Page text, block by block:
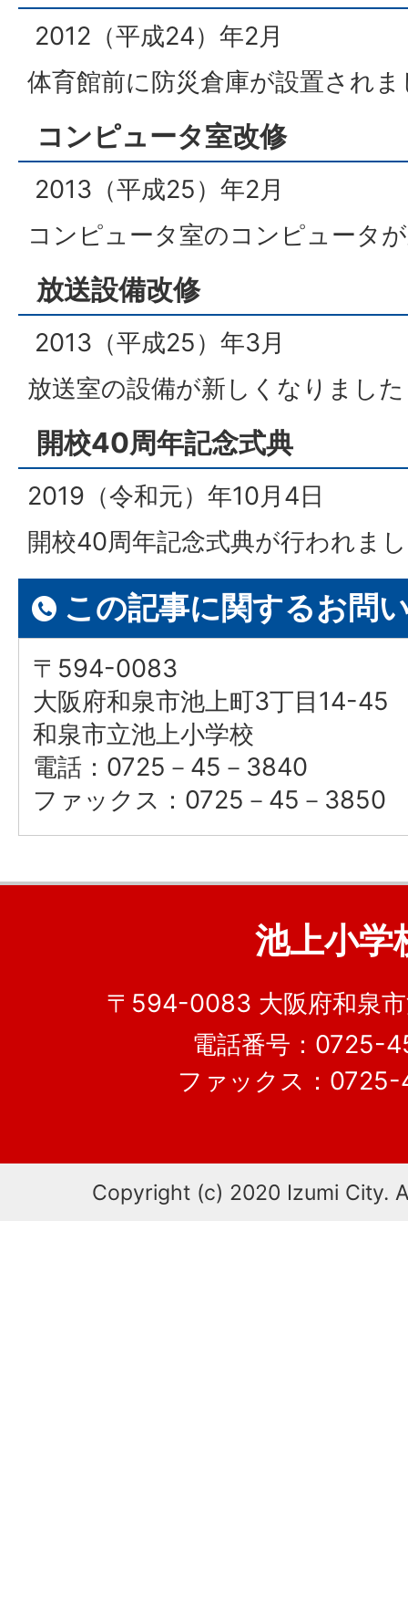
2012（平成24）年2月
体育館前に防災倉庫が設置され
コンピュータ室改修
2013（平成25）年2月
コンピュータ室のコンピュータ
放送設備改修
2013（平成25）年3月
放送室の設備が新しくなりました
開校40周年記念式典
2019（令和元）年10月4日
開校40周年記念式典が行われま
この記事に関するお問
〒594-0083
大阪府和泉市池上町3丁目14-45
和泉市立池上小学校
電話：0725－45－3840
ファックス：0725－45－3850
池上小学
〒594-0083 大阪府和泉
電話番号：0725-
ファックス：
Copyright (c) 2020 Izumi City.